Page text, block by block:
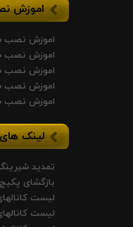
اموزش
اموزش نصب
اموزش نصب
اموزش نصب
اموزش نصب
اموزش نصب
لینک
تمدید
بازگشای
لیست
لیست